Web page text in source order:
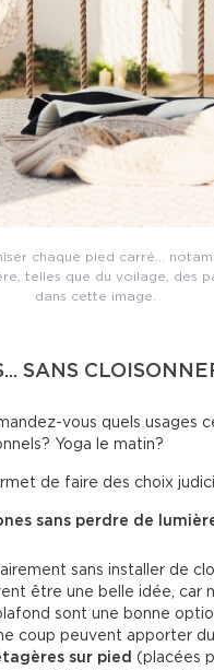
chaque pied carré…
telles que du voilage, des
dans cette image.
SANS
vous quels usages
Yoga le matin?
de faire des choix
sans perdre de
sans installer de
être une belle idée, car
sont une bonne
coup peuvent apporter
sur pied (placées